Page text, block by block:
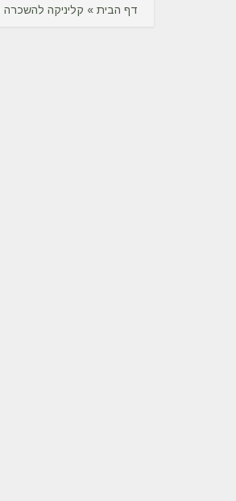
דף הבית » קליניקה